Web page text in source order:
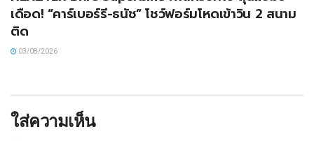
เดือด! “คาร์เบอร์รี-ธนัช” โชว์ฟอร์มโหดเข้าวิน 2 สนาม
ติด
03/08/2026
ใส่ความเห็น